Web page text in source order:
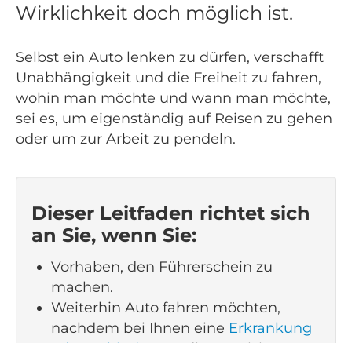
Wirklichkeit doch möglich ist.
Selbst ein Auto lenken zu dürfen, verschafft
Unabhängigkeit und die Freiheit zu fahren,
wohin man möchte und wann man möchte,
sei es, um eigenständig auf Reisen zu gehen
oder um zur Arbeit zu pendeln.
Dieser Leitfaden richtet sich
an Sie, wenn Sie:
Vorhaben, den Führerschein zu
machen.
Weiterhin Auto fahren möchten,
nachdem bei Ihnen eine Erkrankung